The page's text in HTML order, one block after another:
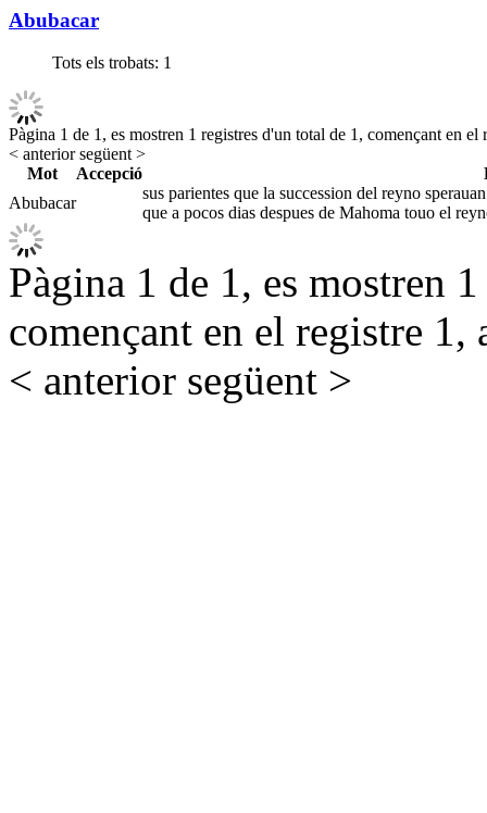
Abubacar
Tots els trobats: 1
Pàgina 1 de 1, es mostren 1 registres d'un total de 1, començant en el
< anteriorsegüent >
Mot
Accepció
Abubacar
sus parientes que la succession del reyno
que a pocos dias despues de Mahoma touo el
Pàgina 1 de 1, es mostren
començant en el registre 1,
< anterior següent >